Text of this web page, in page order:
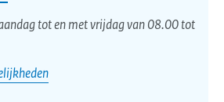
tot en met vrijdag van 08.00 tot